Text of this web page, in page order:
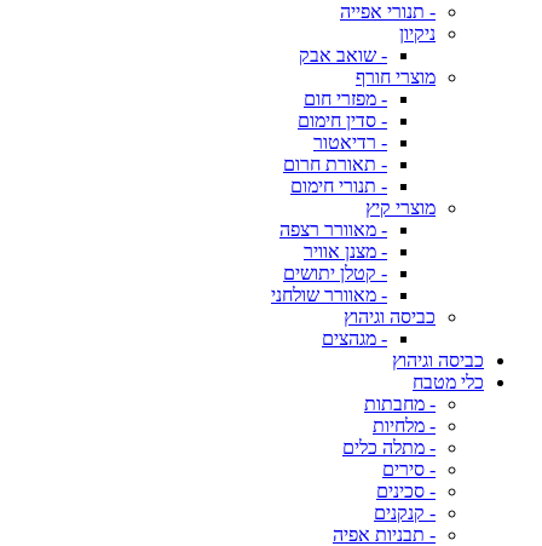
- תנורי אפייה
ניקיון
- שואב אבק
מוצרי חורף
- מפזרי חום
- סדין חימום
- רדיאטור
- תאורת חרום
- תנורי חימום
מוצרי קיץ
- מאוורר רצפה
- מצנן אוויר
- קטלן יתושים
- מאוורר שולחני
כביסה וגיהוץ
- מגהצים
כביסה וגיהוץ
כלי מטבח
- מחבתות
- מלחיות
- מתלה כלים
- סירים
- סכינים
- קנקנים
- תבניות אפיה